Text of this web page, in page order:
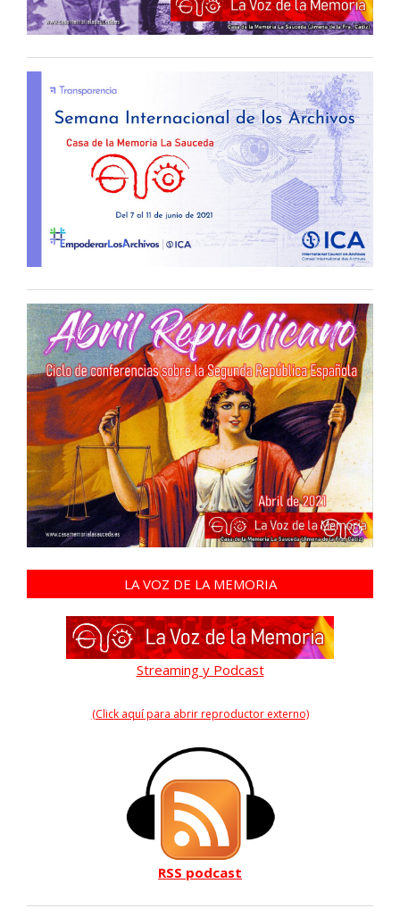
LA VOZ DE LA MEMORIA
Streaming y Podcast
(Click aquí para abrir reproductor externo)
RSS podcast